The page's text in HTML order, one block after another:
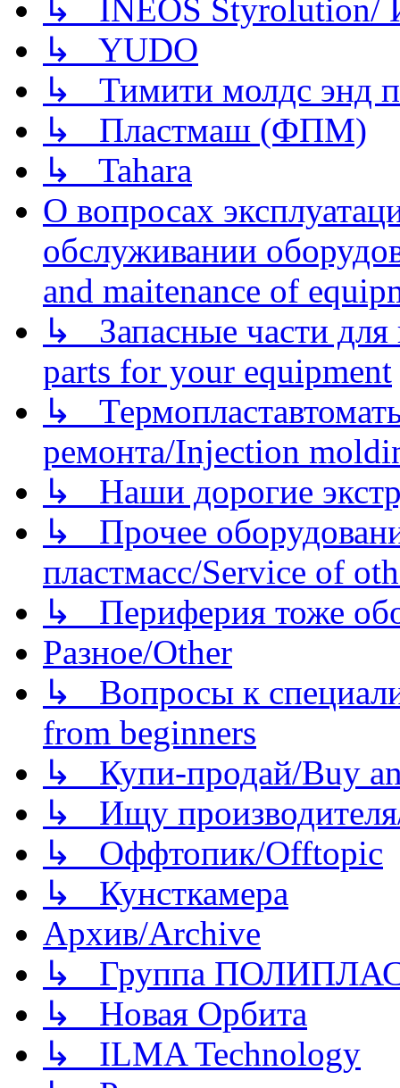
↳ INEOS
↳ YUDO
↳ Тимити молдс энд
↳ Пластмаш (ФПМ)
↳ Tahara
О вопросах
обслуживании
and maitenance of
↳ Запасные части для
parts for your equipment
↳
ремонта/Injection
↳ Наши дорогие
↳ Прочее
пластмасс/Service of
↳ Периферия тоже
Разное/Other
↳ Вопросы к
from beginners
↳ Купи-продай/Buy
↳ Ищу
↳ Оффтопик/Offtopic
↳ Кунсткамера
Архив/Archive
↳ Группа
↳ Новая Орбита
↳ ILMA Technology